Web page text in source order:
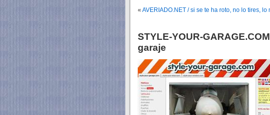
« AVERIADO.NET / si se te ha roto, no lo tires, lo
STYLE-YOUR-
garaje